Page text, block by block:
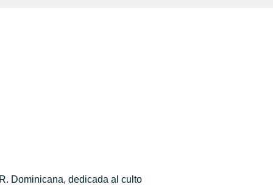
Dominicana, dedicada al culto